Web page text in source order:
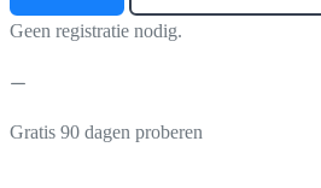
Geen registratie nodig.
Gratis 90 dagen proberen